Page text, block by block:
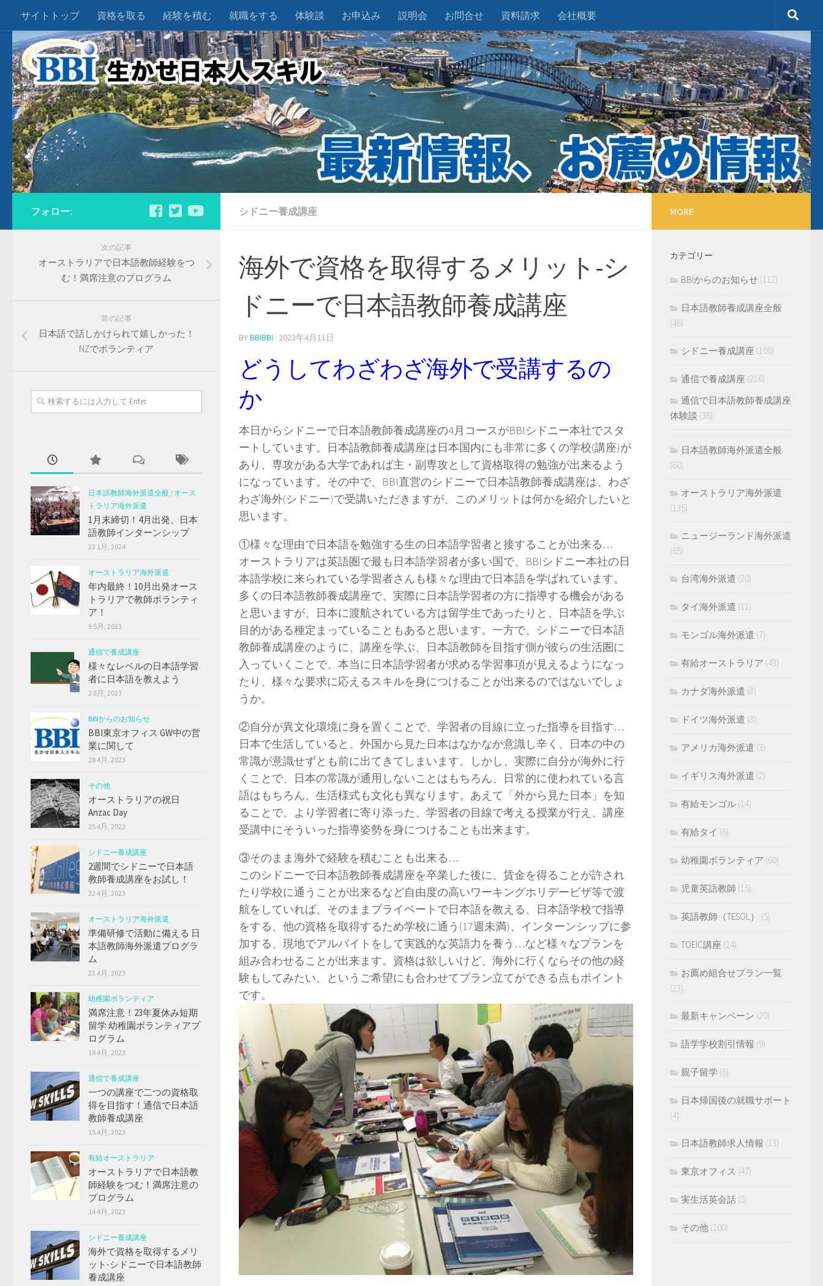
サイトトップ 資格を取る 経験を積む 就職をする 体験談 お申込み 説明会 お問合せ 資料請求 会社概要
シドニー養成講座
海外で資格を取得するメリット-シ
ドニーで日本語教師養成講座
BYBBIBBI · 2023年4月11日
どうしてわざわざ海外で受講するの
か
本日からシドニーで日本語教師養成講座の4月コースがBBIシドニー本社でスタ
ートしています。日本語教師養成講座は日本国内にも非常に多くの学校(講座)が
あり、専攻がある大学であれば主・副専攻として資格取得の勉強が出来るよう
になっています。その中で、BBI直営のシドニーで日本語教師養成講座は、わざ
わざ海外(シドニー)で受講いただきますが、このメリットは何かを紹介したいと
思います。
①様々な理由で日本語を勉強する生の日本語学習者と接することが出来る…
オーストラリアは英語圏で最も日本語学習者が多い国で、BBIシドニー本社の日
本語学校に来られている学習者さんも様々な理由で日本語を学ばれています。
多くの日本語教師養成講座で、実際に日本語学習者の方に指導する機会がある
と思いますが、日本に渡航されている方は留学生であったりと、日本語を学ぶ
目的がある種定まっていることもあると思います。一方で、シドニーで日本語
教師養成講座のように、講座を学ぶ、日本語教師を目指す側が彼らの生活圏に
入っていくことで、本当に日本語学習者が求める学習事項が見えるようになっ
たり、様々な要求に応えるスキルを身につけることが出来るのではないでしょ
うか。
②自分が異文化環境に身を置くことで、学習者の目線に立った指導を目指す…
日本で生活していると、外国から見た日本はなかなか意識し辛く、日本の中の
常識が意識せずとも前に出てきてしまいます。しかし、実際に自分が海外に行
くことで、日本の常識が通用しないことはもちろん、日常的に使われている言
語はもちろん、生活様式も文化も異なります。あえて「外から見た日本」を知
ることで、より学習者に寄り添った、学習者の目線で考える授業が行え、講座
受講中にそういった指導姿勢を身につけることも出来ます。
③そのまま海外で経験を積むことも出来る…
このシドニーで日本語教師養成講座を卒業した後に、賃金を得ることが許され
たり学校に通うことが出来るなど自由度の高いワーキングホリデービザ等で渡
航をしていれば、そのままプライベートで日本語を教える、日本語学校で指導
をする、他の資格を取得するため学校に通う(17週未満)、インターンシップに参
加する、現地でアルバイトをして実践的な英語力を養う…など様々なプランを
組み合わせることが出来ます。資格は欲しいけど、海外に行くならその他の経
験もしてみたい、というご希望にも合わせてプラン立てができる点もポイント
です。
フォロー:
次の記事
オーストラリアで日本語教師経験をつ
む！満席注意のプログラム
前の記事
日本語で話しかけられて嬉しかった！
NZでボランティア
日本語教師海外派遣全般 / オース
トラリア海外派遣
1月末締切！4月出発、日本
語教師インターンシップ
23 1月, 2024
オーストラリア海外派遣
年内最終！10月出発オース
トラリアで教師ボランティ
ア！
9 5月, 2023
通信で養成講座
様々なレベルの日本語学習
者に日本語を教えよう
2 5月, 2023
BBIからのお知らせ
BBI東京オフィス GW中の営
業に関して
28 4月, 2023
その他
オーストラリアの祝日
Anzac Day
25 4月, 2023
シドニー養成講座
2週間でシドニーで日本語
教師養成講座をお試し！
22 4月, 2023
オーストラリア海外派遣
準備研修で活動に備える 日
本語教師海外派遣プログラ
ム
21 4月, 2023
幼稚園ボランティア
満席注意！23年夏休み短期
留学 幼稚園ボランティアプ
ログラム
18 4月, 2023
通信で養成講座
一つの講座で二つの資格取
得を目指す！通信で日本語
教師養成講座
15 4月, 2023
有給オーストラリア
オーストラリアで日本語教
師経験をつむ！満席注意の
プログラム
14 4月, 2023
シドニー養成講座
海外で資格を取得するメリ
ット-シドニーで日本語教師
養成講座
MORE
カテゴリー
BBIからのお知らせ (112)
日本語教師養成講座全般
(46)
シドニー養成講座 (106)
通信で養成講座 (216)
通信で日本語教師養成講座
体験談 (36)
日本語教師海外派遣全般
(60)
オーストラリア海外派遣
(135)
ニュージーランド海外派遣
(65)
台湾海外派遣 (20)
タイ海外派遣 (11)
モンゴル海外派遣 (7)
有給オーストラリア (43)
カナダ海外派遣 (8)
ドイツ海外派遣 (8)
アメリカ海外派遣 (3)
イギリス海外派遣 (2)
有給モンゴル (14)
有給タイ (6)
幼稚園ボランティア (60)
児童英語教師 (15)
英語教師（TESOL） (5)
TOEIC講座 (24)
お薦め組合せプラン一覧
(23)
最新キャンペーン (20)
語学学校割引情報 (9)
親子留学 (6)
日本帰国後の就職サポート
(4)
日本語教師求人情報 (13)
東京オフィス (47)
実生活英会話 (5)
その他 (100)